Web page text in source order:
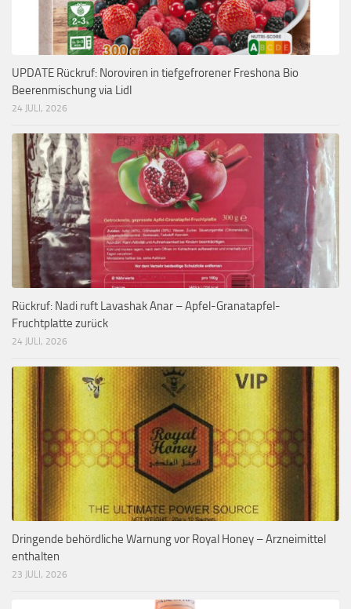
UPDATE Rückruf: Noroviren in tiefgefrorener Freshona Bio
Beerenmischung via Lidl
24 JULI, 2026
Rückruf: Nadi ruft Lavashak Anar – Apfel-Granatapfel-
Fruchtplatte zurück
24 JULI, 2026
Dringende behördliche Warnung vor Royal Honey – Arzneimittel
enthalten
23 JULI, 2026